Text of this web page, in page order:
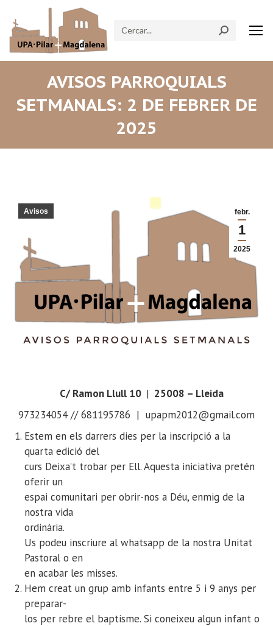
Search:
AVISOS PARROQUIALS
SETMANALS: 2 DE FEBRER DE
2025
febr.
1
2025
Avisos
C/ Ramon Llull 10 | 25008 – Lleida
973234054 // 681195786 | upapm2012@gmail.com
Estem en els darrers dies per la inscripció a la
quarta edició del
curs Deixa’t trobar per Ell. Aquesta iniciativa pretén
oferir un
espai comunitari per obrir-nos a Déu, enmig de la
nostra vida
ordinària.
Us podeu inscriure al whatsapp de la nostra Unitat
Pastoral o en
en acabar les misses.
Hem creat un grup amb infants entre 5 i 9 anys per
preparar-
los per rebre el baptisme. Si coneixeu algun infant o